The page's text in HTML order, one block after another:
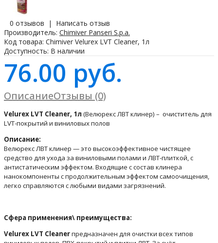
0 отзывов | Написать отзыв
Производитель: Chimiver Panseri S.p.a.
Код товара: Chimiver Velurex LVT Cleaner, 1л
Доступность: В наличии
76.00 руб.
ОписаниеОтзывы (0)
Velurex LVT Cleaner, 1л (Велюрекс ЛВТ клинер) – очиститель для
LVT-покрытий и виниловых полов
Описание:
Велюрекс ЛВТ клинер — это высокоэффективное чистящее
средство для ухода за виниловыми полами и ЛВТ-плиткой, с
антистатическим эффектом. Входящие с состав клинера
нанокомпоненты с продолжительным эффектом самоочищения,
легко справляются с любыми видами загрязнений.
Сфера применения\ преимущества:
Velurex LVT Cleanerпредназначен для очистки всех типов